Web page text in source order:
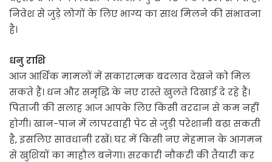
निवेश से जुड़े लोगों के लिए भाग्य का साथ मिलने की संभावना
है।
धनु राशि
आज आर्थिक मामलों में सकारात्मक बदलाव देखने को मिल
सकते हैं। धन और समृद्धि के नए रास्ते खुलते दिखाई दे रहे हैं।
पिताजी की सलाह आज आपके लिए किसी वरदान से कम नहीं
होगी। खान-पान में लापरवाही पेट से जुड़ी परेशानी बढ़ा सकती
है, इसलिए सावधानी रखें। घर में किसी नए मेहमान के आगमन
से खुशियों का माहौल बनेगा। सरकारी नौकरी की तैयारी कर